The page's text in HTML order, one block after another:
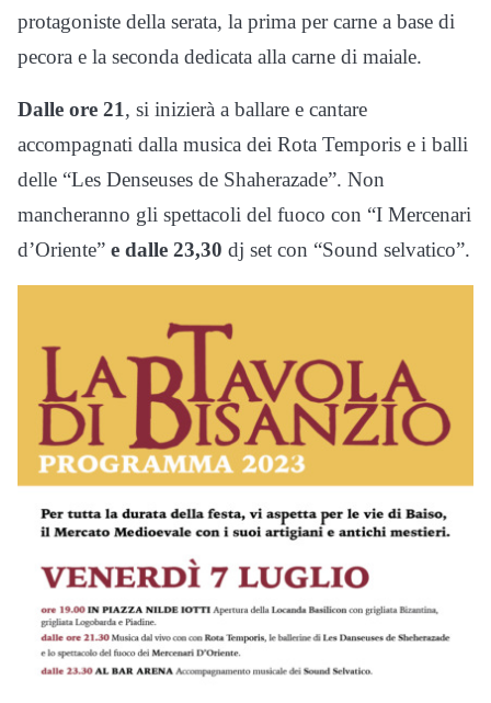
protagoniste della serata, la prima per carne a base di
pecora e la seconda dedicata alla carne di maiale.
Dalle ore 21, si inizierà a ballare e cantare
accompagnati dalla musica dei Rota Temporis e i balli
delle “Les Denseuses de Shaherazade”. Non
mancheranno gli spettacoli del fuoco con “I Mercenari
d’Oriente” e dalle 23,30 dj set con “Sound selvatico”.